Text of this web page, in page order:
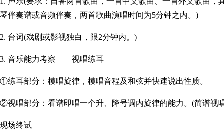
琴伴奏谱或音频伴奏，两首歌曲演唱时间为5分钟之内。)
2. 台词(戏剧或影视独白，限2分钟内。)
3. 音乐能力考察——视唱练耳
①练耳部分：模唱旋律，模唱音程及和弦并快速说出性质。
②视唱部分：看谱即唱一个升、降号调内旋律的能力。(简谱视
现场终试